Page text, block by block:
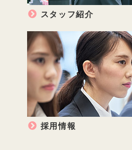
スタッフ紹介
採用情報